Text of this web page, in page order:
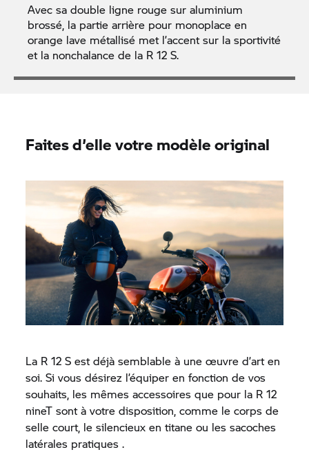
Avec sa double ligne rouge sur aluminium
brossé, la partie arrière pour monoplace en
orange lave métallisé met l’accent sur la sportivité
et la nonchalance de la R 12 S.
Faites d’elle votre modèle original
La R 12 S est déjà semblable à une œuvre d’art en
soi. Si vous désirez l’équiper en fonction de vos
souhaits, les mêmes accessoires que pour la R 12
nineT sont à votre disposition, comme le corps de
selle court, le silencieux en titane ou les sacoches
latérales pratiques .